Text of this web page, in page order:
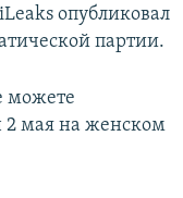
опубликовал
партии.
можете
2 мая на женском